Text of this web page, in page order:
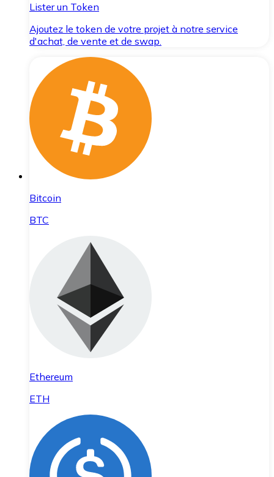
Lister un Token
Ajoutez le token de votre projet à notre service
d'achat, de vente et de swap.
Bitcoin
BTC
Ethereum
ETH